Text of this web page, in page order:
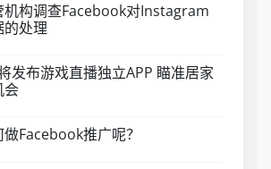
机构调查Facebook对Instagram
的处理
发布游戏直播独立APP 瞄准居家
会
Facebook推广呢？